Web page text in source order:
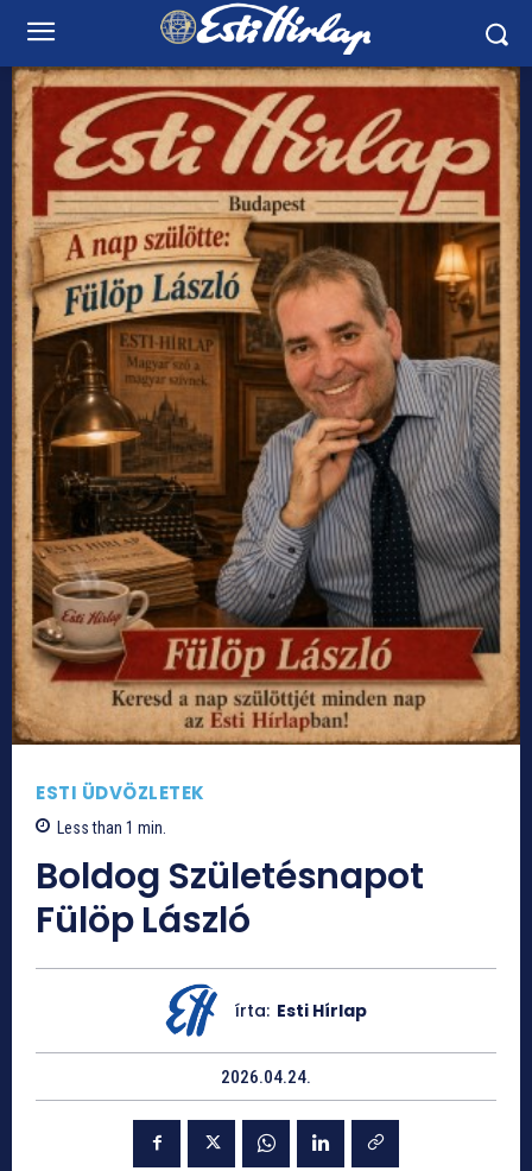
ESTI ÜDVÖZLETEK
Less than 1 min.
Boldog Születésnapot
Fülöp László
írta: Esti Hírlap
2026.04.24.